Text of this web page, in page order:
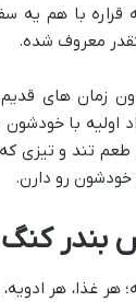
با هم یه
معروف شده.
زمان های
اولیه با
تند و تیزی
رو دارن.
بندر کنگ
غذا، هر